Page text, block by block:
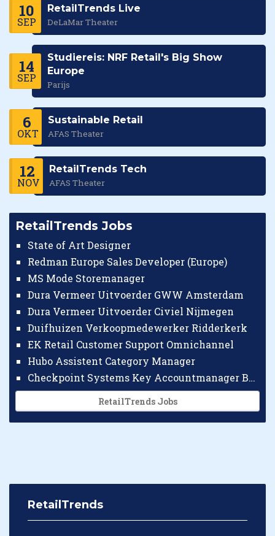
10
SEP
RetailTrends Live
DeLaMar Theater
14
SEP
Studiereis: NRF Retail's Big Show
Europe
Parijs
6
OKT
Sustainable Retail
AFAS Theater
12
NOV
RetailTrends Tech
AFAS Theater
RetailTrends Jobs
State of Art Designer
Redman Europe Sales Developer (Europe)
MS Mode Storemanager
Dura Vermeer Uitvoerder GWW Amsterdam
Dura Vermeer Uitvoerder Civiel Nijmegen
Duifhuizen Verkoopmedewerker Ridderkerk
EK Retail Customer Support Omnichannel
Hubo Assistent Category Manager
Checkpoint Systems Key Accountmanager Benelux
RetailTrends Jobs
RetailTrends